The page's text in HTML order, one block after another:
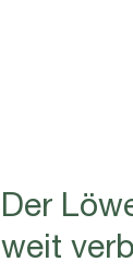
Der
weit